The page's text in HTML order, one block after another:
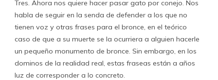
Tres. Ahora nos quiere hacer pasar gato por conejo. Nos
habla de seguir en la senda de defender a los que no
tienen voz y otras frases para el bronce, en el teórico
caso de que a su muerte se la ocurriera a alguien hacerle
un pequeño monumento de bronce. Sin embargo, en los
dominos de la realidad real, estas fraseas están a años
luz de corresponder a lo concreto.